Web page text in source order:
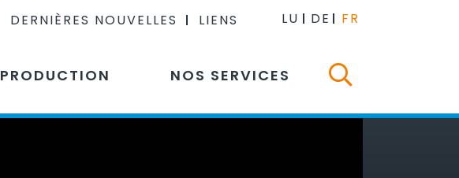
DERNIÈRES NOUVELLES LIENS LU DE FR
PRODUCTION NOS SERVICES